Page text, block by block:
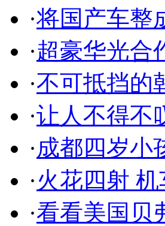
·将国产车整
·超豪华光合
·不可抵挡的
·让人不得不
·成都四岁小
·火花四射
·看看美国贝